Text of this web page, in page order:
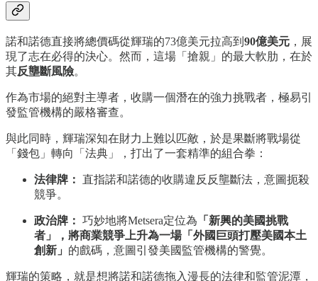
諾和諾德直接將總價碼從輝瑞的73億美元拉高到 90億美元 ，展
現了志在必得的決心。然而，這場「搶親」的最大軟肋，在於
其反壟斷風險。
作為市場的絕對主導者，收購一個潛在的強力挑戰者，極易引
發監管機構的嚴格審查。
與此同時，輝瑞深知在財力上難以匹敵，於是果斷將戰場從
「錢包」轉向「法典」，打出了一套精準的組合拳：
法律牌： 直指諾和諾德的收購違反反壟斷法，意圖扼殺
競爭。
政治牌： 巧妙地將Metsera定位為 「新興的美國挑戰
者」，將商業競爭上升為一場「外國巨頭打壓美國本土
創新」 的戲碼，意圖引發美國監管機構的警覺。
輝瑞的策略，就是想將諾和諾德拖入漫長的法律和監管泥潭，